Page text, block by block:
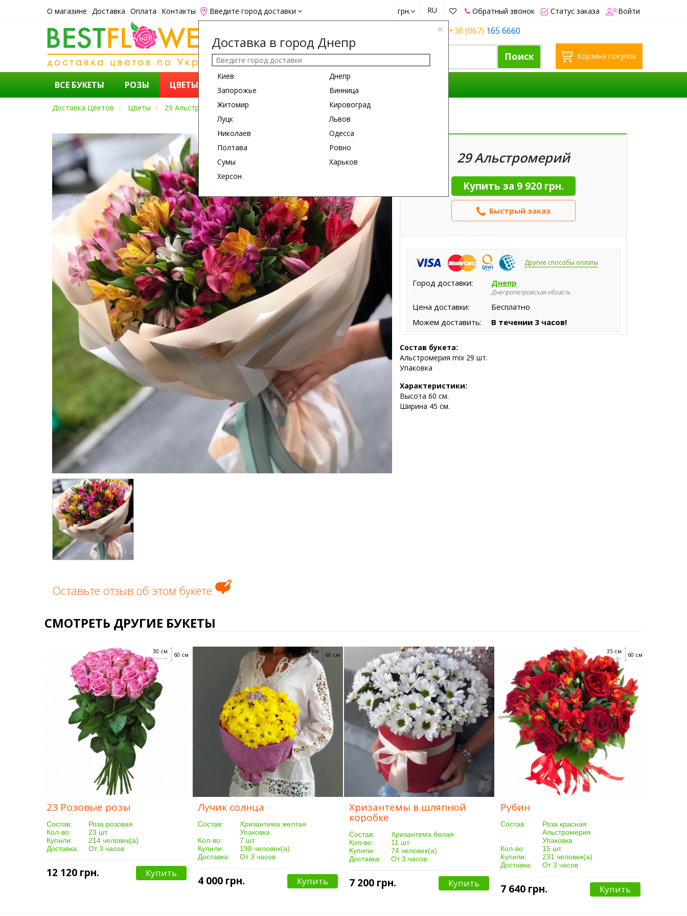
О магазине Доставка Оплата Контакты Введите город доставки
×
Доставка в город Днепр
Киев
Днепр
Запорожье
Винница
Житомир
Кировоград
Луцк
Львов
Николаев
Одесса
Полтава
Ровно
Сумы
Харьков
Херсон
грн. RU Обратный звонок Статус заказа Войти
+38 (067) 165 6660
Поиск Корзина покупок
ВСЕ БУКЕТЫ РОЗЫ ЦВЕТЫ
Доставка Цветов Цветы 29 Альстромерий
45 см
Оставьте отзыв об этом букете
29 Альстромерий
Купить за 9 920 грн.
Быстрый заказ
Другие способы оплаты
Город доставки: Днепр
Днепропетровская область
Цена доставки:
Бесплатно
Можем доставить:
В течении 3 часов!
Состав букета:
Альстромерия mix 29 шт.
Упаковка
Характеристики:
Высота 60 см.
Ширина 45 см.
СМОТРЕТЬ ДРУГИЕ БУКЕТЫ
60 см
30 см
23 Розовые розы
Cостав:
Роза розовая
Кол-во:
23 шт.
Купили:
214 человек(а)
Доставка:
От 3 часов
12 120 грн. Купить
60 см
20 см
Лучик солнца
Cостав:
Хризантема желтая
Упаковка
Кол-во:
7 шт.
Купили:
198 человек(а)
Доставка:
От 3 часов
4 000 грн. Купить
30 см
Хризантемы в шляпной
коробке
Cостав:
Хризантема белая
Кол-во:
11 шт.
Купили:
74 человек(а)
Доставка:
От 3 часов
7 200 грн. Купить
60 см
35 см
Рубин
Cостав:
Роза красная
Альстромерия
Упаковка
Кол-во:
15 шт.
Купили:
231 человек(а)
Доставка:
От 3 часов
7 640 грн. Купить